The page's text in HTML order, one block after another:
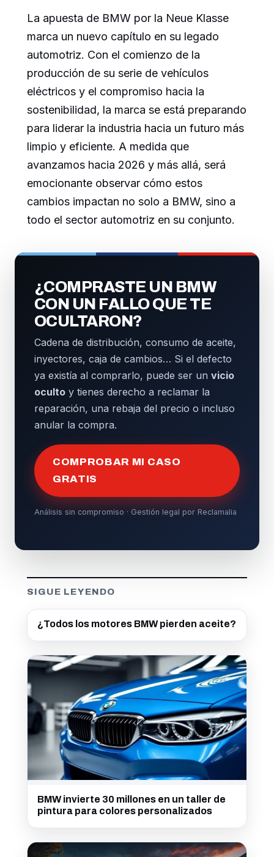
La apuesta de BMW por la Neue Klasse
marca un nuevo capítulo en su legado
automotriz. Con el comienzo de la
producción de su serie de vehículos
eléctricos y el compromiso hacia la
sostenibilidad, la marca se está preparando
para liderar la industria hacia un futuro más
limpio y eficiente. A medida que
avanzamos hacia 2026 y más allá, será
emocionante observar cómo estos
cambios impactan no solo a BMW, sino a
todo el sector automotriz en su conjunto.
¿COMPRASTE UN BMW
CON UN FALLO QUE TE
OCULTARON?
Cadena de distribución, consumo de aceite,
inyectores, caja de cambios… Si el defecto
ya existía al comprarlo, puede ser un vicio
oculto y tienes derecho a reclamar la
reparación, una rebaja del precio o incluso
anular la compra.
COMPROBAR MI CASO
GRATIS
Análisis sin compromiso · Gestión legal por Reclamalia
SIGUE LEYENDO
¿Todos los motores BMW pierden aceite?
BMW invierte 30 millones en un taller de
pintura para colores personalizados